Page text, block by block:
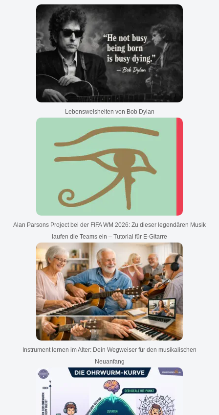
Lebensweisheiten von Bob Dylan
Alan Parsons Project bei der FIFA WM 2026: Zu dieser legendären Musik
laufen die Teams ein – Tutorial für E-Gitarre
Instrument lernen im Alter: Dein Wegweiser für den musikalischen
Neuanfang